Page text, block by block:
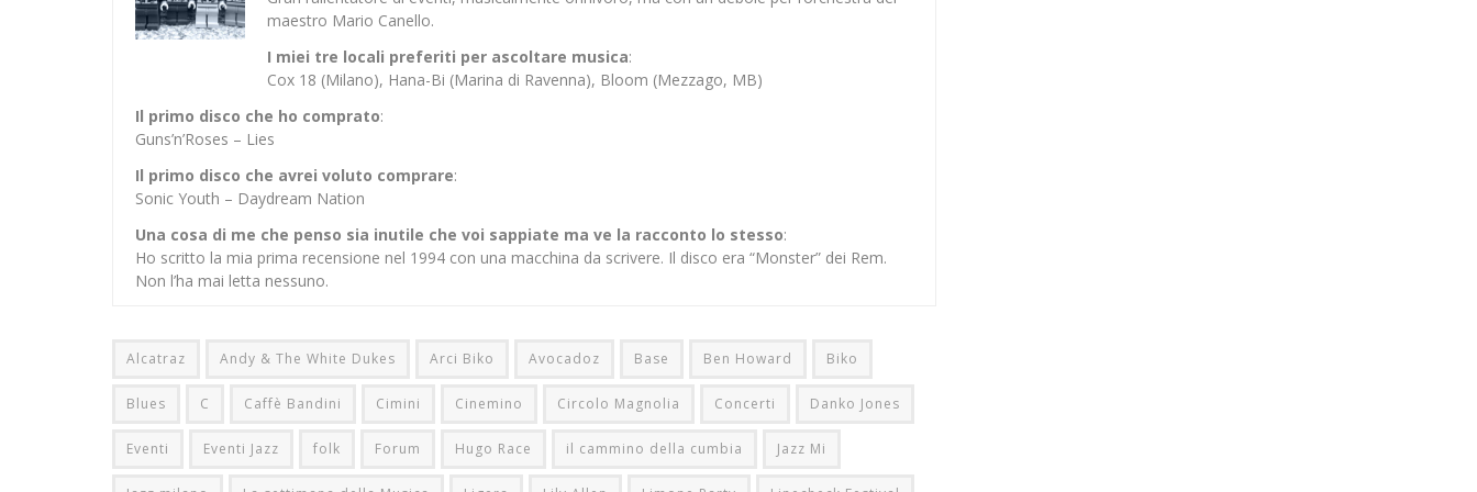
maestro Mario Canello.
I miei tre locali preferiti per ascoltare musica:
Cox 18 (Milano), Hana-Bi (Marina di Ravenna), Bloom (Mezzago, MB)
Il primo disco che ho comprato:
Guns’n’Roses – Lies
Il primo disco che avrei voluto comprare:
Sonic Youth – Daydream Nation
Una cosa di me che penso sia inutile che voi sappiate ma ve la racconto lo stesso:
Ho scritto la mia prima recensione nel 1994 con una macchina da scrivere. Il disco era “Monster” dei Rem.
Non l’ha mai letta nessuno.
Alcatraz Andy & The White Dukes Arci Biko Avocadoz Base Ben Howard Biko
Blues C Caffè Bandini Cimini Cinemino Circolo Magnolia Concerti Danko Jones
Eventi Eventi Jazz folk Forum Hugo Race il cammino della cumbia Jazz Mi